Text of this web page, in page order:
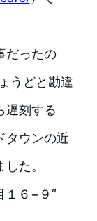
だったの
うどと勘違
遅刻する
タウンの近
た。
１６−９”